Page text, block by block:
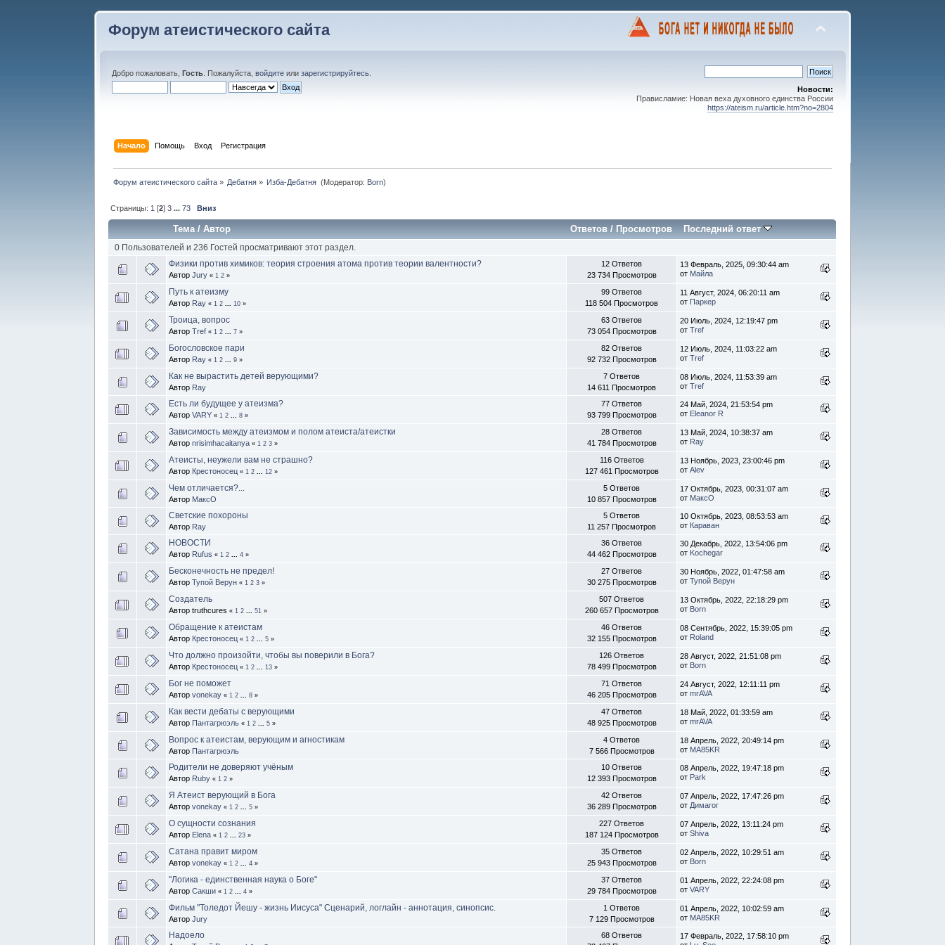
Форум атеистического сайта
Добро пожаловать,Гость . Пожалуйста,войдите илизарегистрируйтесь
Новости:
Прависламие: Новая веха духовного единства России
https://ateism.ru/article.htm?no=2804
Начало Помощь Вход Регистрация
Форум атеистического сайта» Дебатня» Изба-Дебатня (Модератор: Born)
Страницы: 1 [2] 3 ... 73 Вниз
Тема/ Автор Ответов /Просмотров Последний ответ
0 Пользователей и 236 Гостей просматривают этот раздел.
Физики против химиков: теория строения атома против теории валентности?
АвторJury « 1 2 »
12 Ответов
23 734 Просмотров
13 Февраль, 2025, 09:30:44 am
от Майла
Путь к атеизму
Автор Ray « 1 2 10 »
99 Ответов
118 504 Просмотров
11 Август, 2024, 06:20:11 am
от Паркер
Троица, вопрос
АвторTref « 1 2 ...7 »
63 Ответов
73 054 Просмотров
20 Июль, 2024, 12:19:47 pm
отTref
Богословское пари
Автор Ray « 1 2 ...9 »
82 Ответов
92 732 Просмотров
12 Июль, 2024, 11:03:22 am
отTref
Как не вырастить детей верующими?
Автор Ray
7 Ответов
14 611 Просмотров
08 Июль, 2024, 11:53:39 am
отTref
Есть ли будущее у атеизма?
АвторVARY « 1 2 ...8 »
77 Ответов
93 799 Просмотров
24 Май, 2024, 21:53:54 pm
от Eleanor R
Зависимость между атеизмом и полом атеиста/атеистки
Авторnrisimhacaitanya « 1 2 3 »
28 Ответов
41 784 Просмотров
13 Май, 2024, 10:38:37 am
от Ray
Атеисты, неужели вам не страшно?
Автор Крестоносец « 1 2 12 »
116 Ответов
127 461 Просмотров
13 Ноябрь, 2023, 23:00:46 pm
отAlev
Чем отличается?...
Автор МаксО
5 Ответов
10 857 Просмотров
17 Октябрь, 2023, 00:31:07 am
от МаксО
Светские похороны
Автор Ray
5 Ответов
11 257 Просмотров
10 Октябрь, 2023, 08:53:53 am
от Караван
НОВОСТИ
Автор Rufus « 1 2 ...4 »
36 Ответов
44 462 Просмотров
30 Декабрь, 2022, 13:54:06 pm
от Kochegar
Бесконечность не предел!
АвторТупой Верун « 1 2 3 »
27 Ответов
30 275 Просмотров
30 Ноябрь, 2022, 01:47:58 am
отТупой Верун
Создатель
Автор truthcures« 1 2 ...51 »
507 Ответов
260 657 Просмотров
13 Октябрь, 2022, 22:18:29 pm
от Born
Обращение к атеистам
Автор Крестоносец « 1 2 ...5 »
46 Ответов
32 155 Просмотров
08 Сентябрь, 2022, 15:39:05 pm
от Roland
Что должно произойти, чтобы вы поверили в Бога?
Автор Крестоносец « 1 2 13 »
126 Ответов
78 499 Просмотров
28 Август, 2022, 21:51:08 pm
от Born
Бог не поможет
Авторvonekay « 1 2 ...8 »
71 Ответов
46 205 Просмотров
24 Август, 2022, 12:11:11 pm
отmrAVA
Как вести дебаты с верующими
Автор Пантагрюэль « 1 2 ...5 »
47 Ответов
48 925 Просмотров
18 Май, 2022, 01:33:59 am
отmrAVA
Вопрос к атеистам, верующим и агностикам
Автор Пантагрюэль
4 Ответов
7 566 Просмотров
18 Апрель, 2022, 20:49:14 pm
от MA85KR
Родители не доверяют учёным
Автор Ruby « 1 2 »
10 Ответов
12 393 Просмотров
08 Апрель, 2022, 19:47:18 pm
от Park
Я Атеист верующий в Бога
Авторvonekay « 1 2 ...5 »
42 Ответов
36 289 Просмотров
07 Апрель, 2022, 17:47:26 pm
от Димагог
О сущности сознания
Автор Elena « 1 2 ...23 »
227 Ответов
187 124 Просмотров
07 Апрель, 2022, 13:11:24 pm
отShiva
Сатана правит миром
Авторvonekay « 1 2 ...4 »
35 Ответов
25 943 Просмотров
02 Апрель, 2022, 10:29:51 am
от Born
"Логика - единственная наука о Боге"
АвторСакши « 1 2 ...4 »
37 Ответов
29 784 Просмотров
01 Апрель, 2022, 22:24:08 pm
отVARY
Фильм "Толедот Йешу - жизнь Иисуса" Сценарий, логлайн - аннотация, синопсис.
АвторJury
1 Ответов
7 129 Просмотров
01 Апрель, 2022, 10:02:59 am
от MA85KR
Надоело
68 Ответов
17 Февраль, 2022, 17:58:10 pm